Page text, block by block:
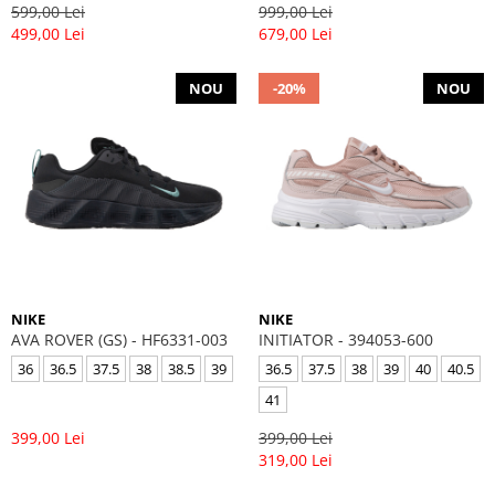
599,00 Lei
499,00 Lei
999,00 Lei
679,00 Lei
NOU
NIKE
AVA ROVER (GS) - HF6331-003
36 36.5 37.5 38 38.5 39
399,00 Lei
-20% NOU
NIKE
INITIATOR - 394053-600
36.5 37.5 38 39 40
40.5
41
399,00 Lei
319,00 Lei